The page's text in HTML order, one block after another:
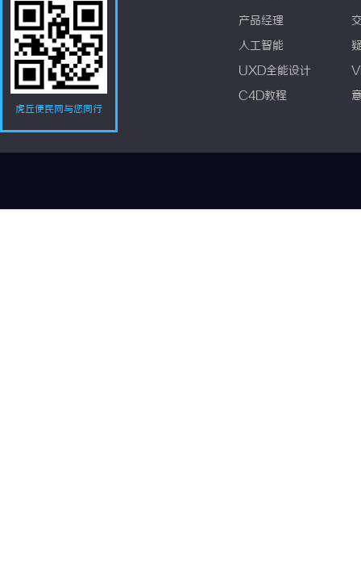
虎丘便民网与您同行
产品经理
人工智能
UXD全能设计
C4D教程